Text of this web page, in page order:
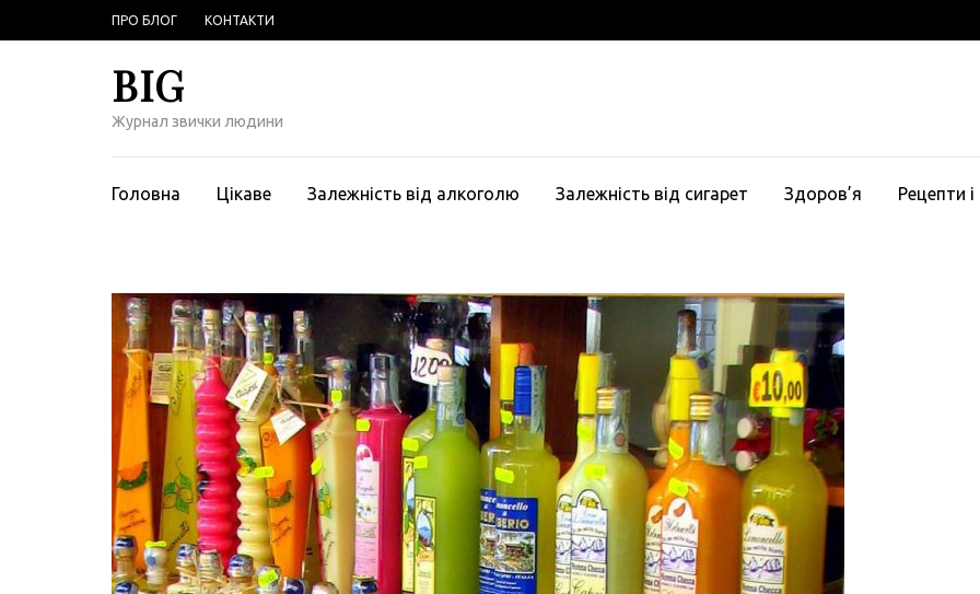
к
содержимому
ПРО БЛОГ КОНТАКТИ
BIG
Журнал звички людини
Головна Цікаве Залежність від алкоголю Залежність від сигарет Здоров’я Рецепти